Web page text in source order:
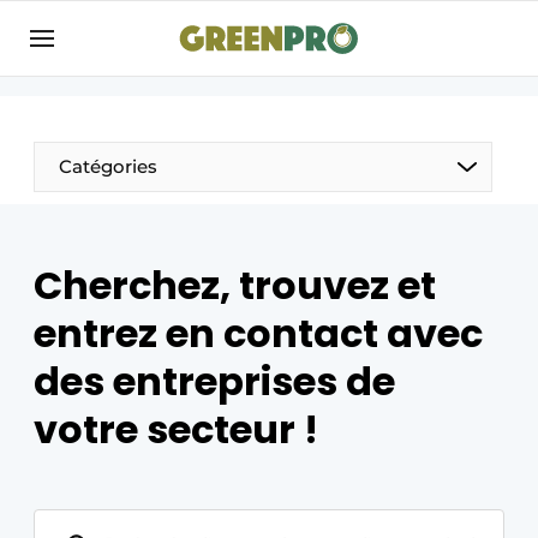
Aanmelden
Contact
Contact
Emploi
Enregistrer une offre d’emploi
Merci de votre inscription
S’inscrire
Evenement aanmelden
Home
Catégories
Cherchez, trouvez et
entrez en contact avec
des entreprises de
votre secteur !